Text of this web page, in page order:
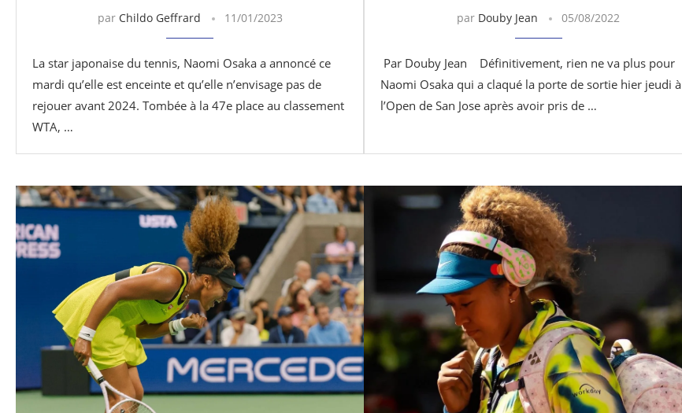
par Childo Geffrard 11/01/2023
La star japonaise du tennis, Naomi Osaka a annoncé ce
mardi qu’elle est enceinte et qu’elle n’envisage pas de
rejouer avant 2024. Tombée à la 47e place au classement
WTA, …
par Douby Jean 05/08/2022
Par Douby Jean Définitivement, rien ne va plus pour
Naomi Osaka qui a claqué la porte de sortie hier jeudi à
l’Open de San Jose après avoir pris de …